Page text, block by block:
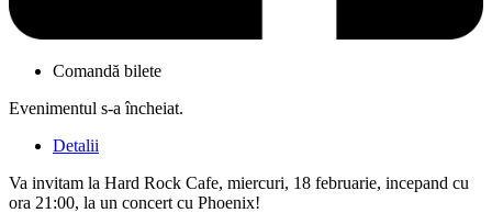
Comandă bilete
Evenimentul s-a încheiat.
Detalii
Va invitam la Hard Rock Cafe, miercuri, 18 februarie, incepand cu
ora 21:00, la un concert cu Phoenix!